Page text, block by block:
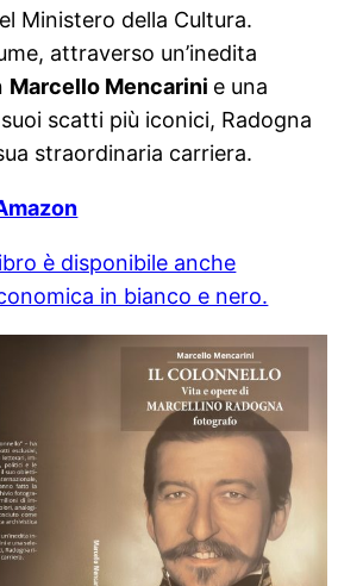
Ministero della Cultura.
attraverso un’inedita
Marcello Mencarini e una
scatti più iconici, Radogna
straordinaria carriera.
è disponibile anche
in bianco e nero.